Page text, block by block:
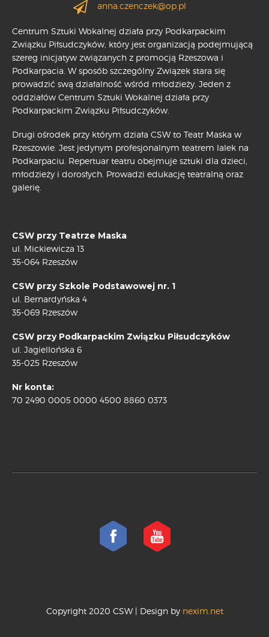
anna.czenczek@op.pl
Centrum Sztuki Wokalnej działa przy Podkarpackim
Związku Piłsudczyków, który jest organizacją podejmującą
szereg inicjatyw związanych z promocją Rzeszowa i
Podkarpacia. W sposób szczególny Związek stara się
prowadzić swą działalność wśród młodzieży. Jeden z
oddziałów Centrum Sztuki Wokalnej działa przy
Podkarpackim Związku Piłsudczyków.
Drugi ośrodek przy którym działa CSW to Teatr Maska w
Rzeszowie. Jest jedynym profesjonalnym teatrem lalek na
Podkarpaciu. Repertuar teatru obejmuje sztuki dla dzieci,
młodzieży i dorosłych. Prowadzi edukację teatralną oraz
galerię.
CSW przy Teatrze Maska
ul. Mickiewicza 13
35-064 Rzeszów
CSW przy Szkole Podstawowej nr. 1
ul. Bernardyńska 4
35-069 Rzeszów
CSW przy Podkarpackim Związku Piłsudczyków
ul. Jagiellońska 6
35-025 Rzeszów
Nr konta:
70 2490 0005 0000 4500 8860 0373
Copyright 2020 CSW | Design bynexim.net